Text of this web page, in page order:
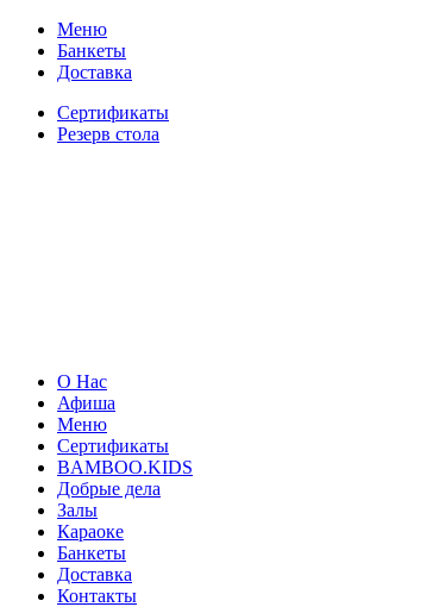
Меню
Банкеты
Доставка
Сертификаты
Резерв стола
О Нас
Афиша
Меню
Сертификаты
BAMBOO.KIDS
Добрые дела
Залы
Караоке
Банкеты
Доставка
Контакты